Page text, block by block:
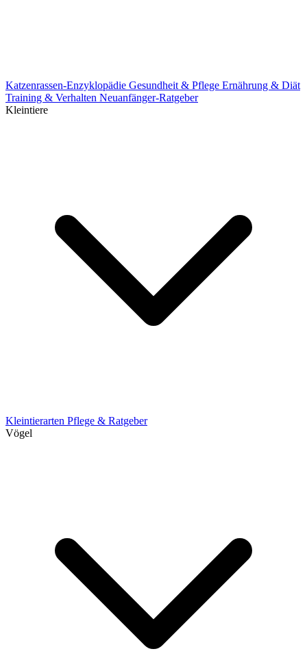
Katzenrassen-Enzyklopädie Gesundheit & Pflege Ernährung & Diät
Training & Verhalten Neuanfänger-Ratgeber
Kleintiere
Kleintierarten Pflege & Ratgeber
Vögel